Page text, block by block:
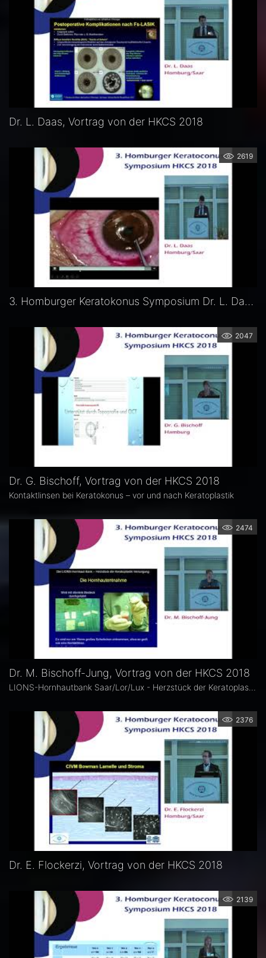
Dr. L. Daas, Vortrag von der HKCS 2018
2619
3. Homburger Keratokonus Symposium Dr. L. Daas, INTACS bei Keratokonus – Langzeitergebnisse bei 100 Augen
2047
Dr. G. Bischoff, Vortrag von der HKCS 2018
Kontaktlinsen bei Keratokonus – vor und nach Keratoplastik
2474
Dr. M. Bischoff-Jung, Vortrag von der HKCS 2018
2376
Dr. E. Flockerzi, Vortrag von der HKCS 2018
2139